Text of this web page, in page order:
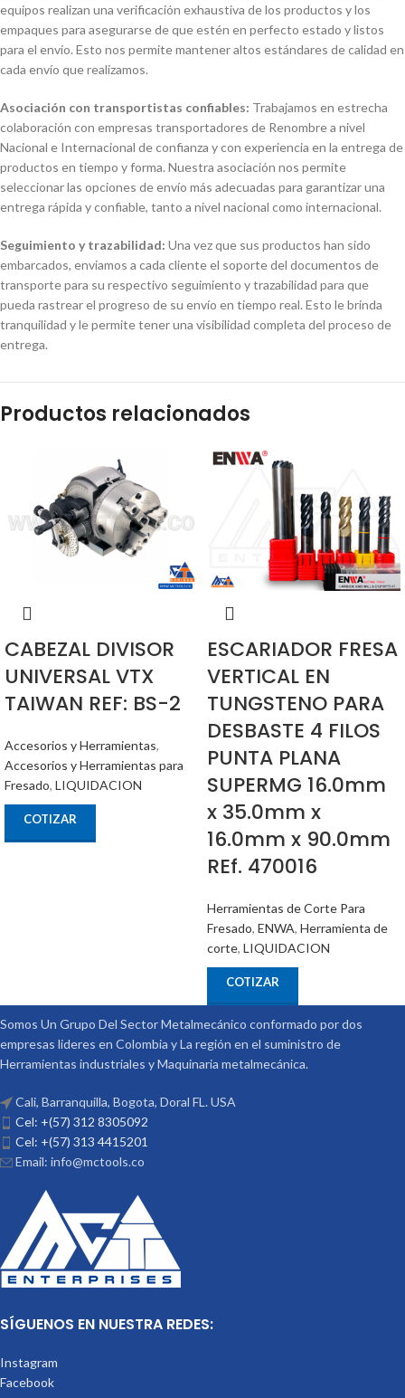
equipos realizan una verificación exhaustiva de los productos y los
empaques para asegurarse de que estén en perfecto estado y listos
para el envío. Esto nos permite mantener altos estándares de calidad en
cada envío que realizamos.
Asociación con transportistas confiables: Trabajamos en estrecha
colaboración con empresas transportadores de Renombre a nivel
Nacional e Internacional de confianza y con experiencia en la entrega de
productos en tiempo y forma. Nuestra asociación nos permite
seleccionar las opciones de envío más adecuadas para garantizar una
entrega rápida y confiable, tanto a nivel nacional como internacional.
Seguimiento y trazabilidad: Una vez que sus productos han sido
embarcados, enviamos a cada cliente el soporte del documentos de
transporte para su respectivo seguimiento y trazabilidad para que
pueda rastrear el progreso de su envío en tiempo real. Esto le brinda
tranquilidad y le permite tener una visibilidad completa del proceso de
entrega.
Productos relacionados
CABEZAL DIVISOR
UNIVERSAL VTX
TAIWAN REF: BS-2
Accesorios y Herramientas,
Accesorios y Herramientas para
Fresado, LIQUIDACION
COTIZAR
ESCARIADOR FRESA
VERTICAL EN
TUNGSTENO PARA
DESBASTE 4 FILOS
PUNTA PLANA
SUPERMG 16.0mm
x 35.0mm x
16.0mm x 90.0mm
REf. 470016
Herramientas de Corte Para
Fresado, ENWA, Herramienta de
corte, LIQUIDACION
COTIZAR
Somos Un Grupo Del Sector Metalmecánico conformado por dos
empresas lideres en Colombia y La región en el suministro de
Herramientas industriales y Maquinaria metalmecánica.
Cali, Barranquilla, Bogota, Doral FL. USA
Cel: +(57) 312 8305092
Cel: +(57) 313 4415201
Email: info@mctools.co
SÍGUENOS EN NUESTRA REDES:
Instagram
Facebook